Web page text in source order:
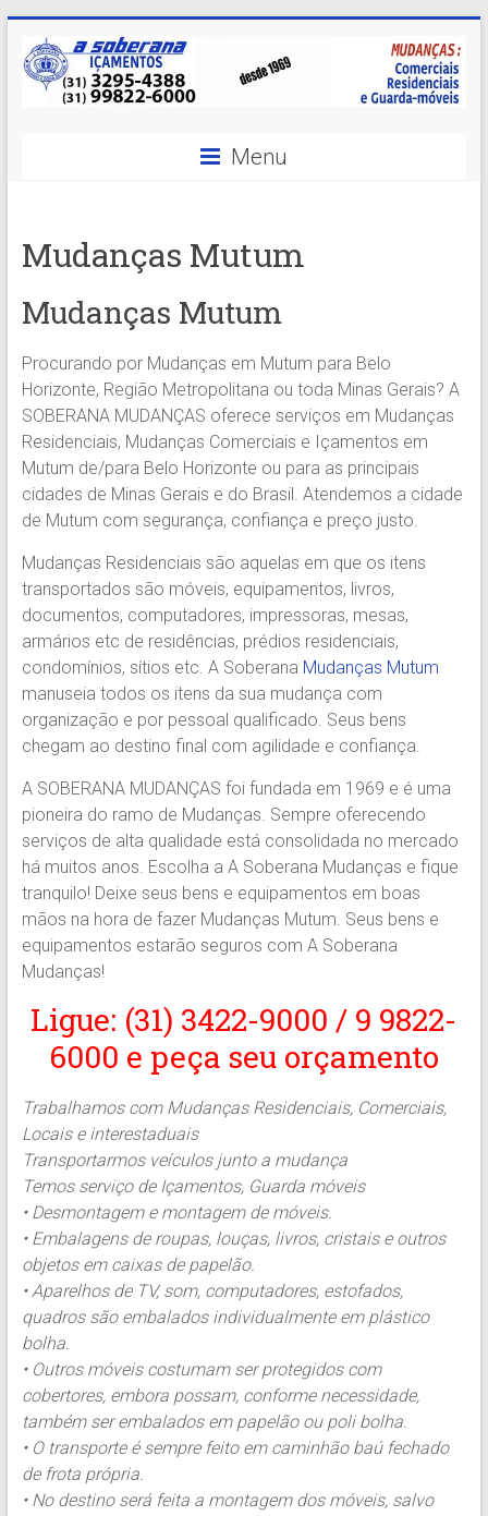
content
A
MELHOR
em
Içamentos
em
BH
e
Região.
Segurança,
Confiança.
Içamento.
Içamento
BH
é
com
A
Soberana
Içamentos.
Menu
Mudanças Mutum
Mudanças Mutum
Procurando por Mudanças em Mutum para Belo
Horizonte, Região Metropolitana ou toda Minas Gerais? A
SOBERANA MUDANÇAS oferece serviços em Mudanças
Residenciais, Mudanças Comerciais e Içamentos em
Mutum de/para Belo Horizonte ou para as principais
cidades de Minas Gerais e do Brasil. Atendemos a cidade
de Mutum com segurança, confiança e preço justo.
Mudanças Residenciais são aquelas em que os itens
transportados são móveis, equipamentos, livros,
documentos, computadores, impressoras, mesas,
armários etc de residências, prédios residenciais,
condomínios, sítios etc. A Soberana Mudanças Mutum
manuseia todos os itens da sua mudança com
organização e por pessoal qualificado. Seus bens
chegam ao destino final com agilidade e confiança.
A SOBERANA MUDANÇAS foi fundada em 1969 e é uma
pioneira do ramo de Mudanças. Sempre oferecendo
serviços de alta qualidade está consolidada no mercado
há muitos anos. Escolha a A Soberana Mudanças e fique
tranquilo! Deixe seus bens e equipamentos em boas
mãos na hora de fazer Mudanças Mutum. Seus bens e
equipamentos estarão seguros com A Soberana
Mudanças!
Ligue: (31) 3422-9000 / 9 9822-
6000 e peça seu orçamento
Trabalhamos com Mudanças Residenciais, Comerciais,
Locais e interestaduais
Transportarmos veículos junto a mudança
Temos serviço de Içamentos, Guarda móveis
• Desmontagem e montagem de móveis.
• Embalagens de roupas, louças, livros, cristais e outros
objetos em caixas de papelão.
• Aparelhos de TV, som, computadores, estofados,
quadros são embalados individualmente em plástico
bolha.
• Outros móveis costumam ser protegidos com
cobertores, embora possam, conforme necessidade,
também ser embalados em papelão ou poli bolha.
• O transporte é sempre feito em caminhão baú fechado
de frota própria.
• No destino será feita a montagem dos móveis, salvo